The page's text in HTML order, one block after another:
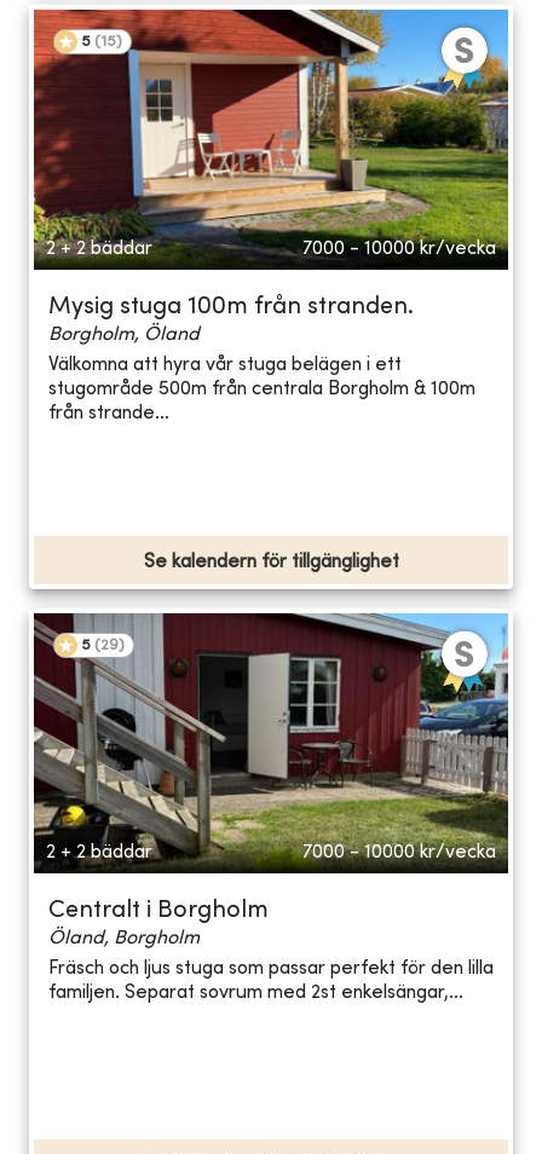
5 (15)
2 + 2 bäddar 7000 - 10000 kr/vecka
Mysig stuga 100m från stranden.
Borgholm, Öland
Välkomna att hyra vår stuga belägen i ett
stugområde 500m från centrala Borgholm & 100m
från strande...
Se kalendern för tillgänglighet
5 (29)
2 + 2 bäddar 7000 - 10000 kr/vecka
Centralt i Borgholm
Öland, Borgholm
Fräsch och ljus stuga som passar perfekt för den lilla
familjen. Separat sovrum med 2st enkelsängar,...